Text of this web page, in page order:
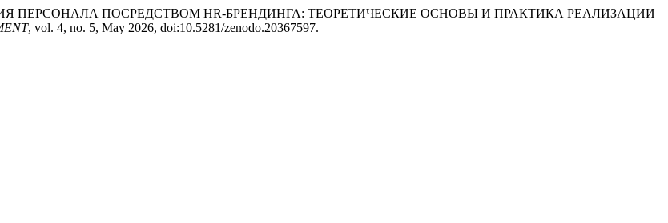
ПЕРСОНАЛА ПОСРЕДСТВОМ HR-БРЕНДИНГА: ТЕОРЕТИЧЕСКИЕ ОСНОВЫ И ПРАКТИКА РЕАЛИЗАЦИИ
, vol. 4, no. 5, May 2026, doi:10.5281/zenodo.20367597.